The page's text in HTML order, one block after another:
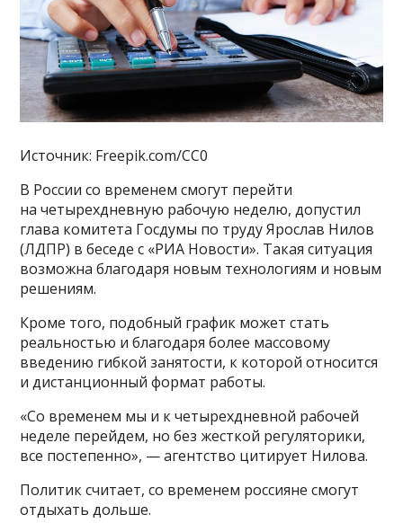
Источник: Freepik.com/CC0
В России со временем смогут перейти
на четырехдневную рабочую неделю, допустил
глава комитета Госдумы по труду Ярослав Нилов
(ЛДПР) в беседе с «РИА Новости». Такая ситуация
возможна благодаря новым технологиям и новым
решениям.
Кроме того, подобный график может стать
реальностью и благодаря более массовому
введению гибкой занятости, к которой относится
и дистанционный формат работы.
«Со временем мы и к четырехдневной рабочей
неделе перейдем, но без жесткой регуляторики,
все постепенно», — агентство цитирует Нилова.
Политик считает, со временем россияне смогут
отдыхать дольше.